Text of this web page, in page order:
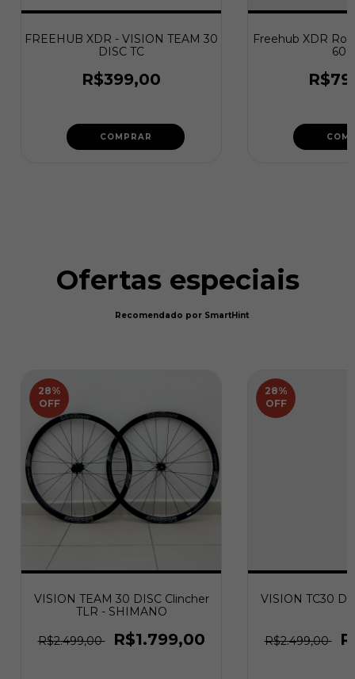
FREEHUB XDR - VISION TEAM 30
DISC TC
R$399,00
COMPRAR
Freehub XDR
60
Ofertas especiais
Recomendado por SmartHint
28%
OFF
VISION TEAM 30 DISC Clincher
TLR - SHIMANO
R$2.499,00 R$1.799,00
28%
OFF
VISION TC30
R$2.499,00